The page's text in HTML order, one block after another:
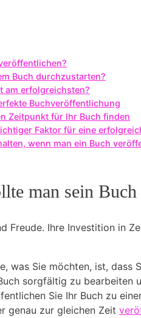
Buch durchzustarten?
am erfolgreichsten?
Buchveröffentlichung
Zeitpunkt für Ihr Buch finden
Faktor für eine
wenn man ein‌ Buch
man sein
Freude. Ihre Investition in
was Sie möchten, ist,
sorgfältig zu
Sie Ihr Buch zu
genau zur gleichen Zeit